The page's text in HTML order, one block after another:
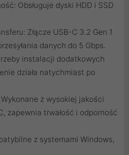
Obsługuje dyski HDD i SSD
Złącze USB-C 3.2 Gen 1
danych do 5 Gbps.
instalacji dodatkowych
działa natychmiast po
z wysokiej jakości
zapewnia trwałość i odporność
z systemami Windows,